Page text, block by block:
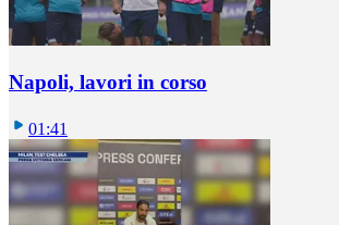
Napoli, lavori in corso
01:41